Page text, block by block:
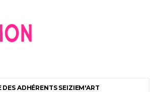
DES ADHÉRENTS SEIZIEM'ART